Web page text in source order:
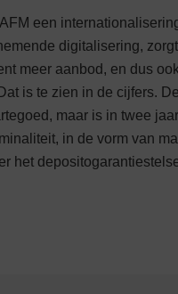
een
digitalisering,
meer aanbod, en dus
is te zien in de cijfers.
maar is in twee
in de vorm van
het